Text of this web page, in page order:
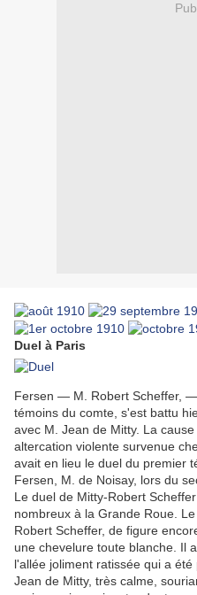
Duel à Paris
Fersen — M. Robert Scheffer,
témoins du comte, s'est battu
avec M. Jean de Mitty. La
altercation violente survenue
avait en lieu le duel du premier
Fersen, M. de Noisay, lors du
Le duel de Mitty-Robert
nombreux à la Grande Roue.
Robert Scheffer, de figure
une chevelure toute blanche. Il
l'allée joliment ratissée qui a
Jean de Mitty, très calme,